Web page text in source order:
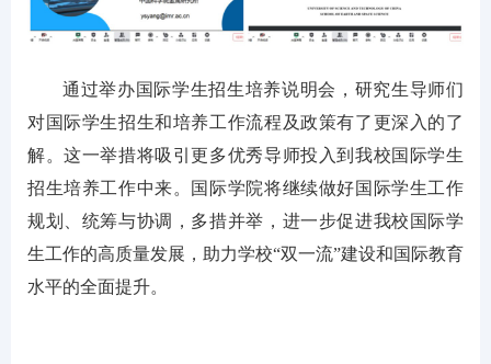
通过举办国际学生招生培养说明会，研究生导师们
对国际学生招生和培养工作流程及政策有了更深入的了
解。这一举措将吸引更多优秀导师投入到我校国际学生
招生培养工作中来。国际学院将继续做好国际学生工作
规划、统筹与协调，多措并举，进一步促进我校国际学
生工作的高质量发展，助力学校“双一流”建设和国际教育
水平的全面提升。